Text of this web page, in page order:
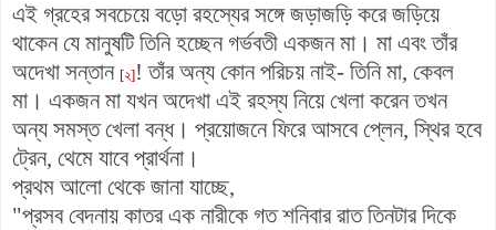
এই গ্রহের সবচেয়ে বড়ো রহস্যের সঙ্গে জড়াজড়ি করে জড়িয়ে
থাকেন যে মানুষটি তিনি হচ্ছেন গর্ভবতী একজন মা। মা এবং তাঁর
অদেখা সন্তান [২]! তাঁর অন্য কোন পরিচয় নাই- তিনি মা, কেবল
মা। একজন মা যখন অদেখা এই রহস্য নিয়ে খেলা করেন তখন
অন্য সমস্ত খেলা বন্ধ। প্রয়োজনে ফিরে আসবে প্লেন, স্থির হবে
ট্রেন, থেমে যাবে প্রার্থনা।
প্রথম আলো থেকে জানা যাচ্ছে,
"প্রসব বেদনায় কাতর এক নারীকে গত শনিবার রাত তিনটার দিকে